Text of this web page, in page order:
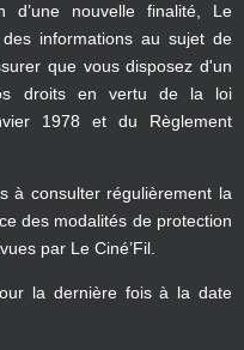
d’une nouvelle finalité, Le
informations au sujet de
que vous disposez d'un
droits en vertu de la loi
1978 et du Règlement
à consulter régulièrement la
des modalités de protection
par Le Ciné’Fil.
la dernière fois à la date